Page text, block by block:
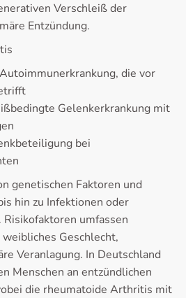
Verschleiß der
Entzündung.
die vor
Gelenkerkrankung mit
bei
genetischen Faktoren und
hin zu Infektionen oder
umfassen
Geschlecht,
Veranlagung. In Deutschland
Menschen an entzündlichen
die rheumatoide Arthritis mit